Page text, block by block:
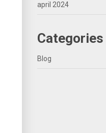
april 2024
Categories
Blog